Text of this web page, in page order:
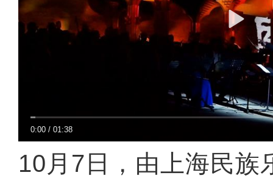
0:00 /01:38
10月7日，由上海民族